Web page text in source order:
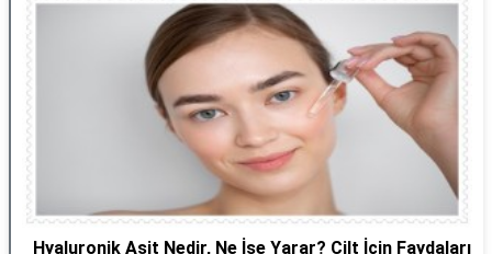
Hyaluronik Asit Nedir, Ne İşe Yarar? Cilt İçin Faydaları